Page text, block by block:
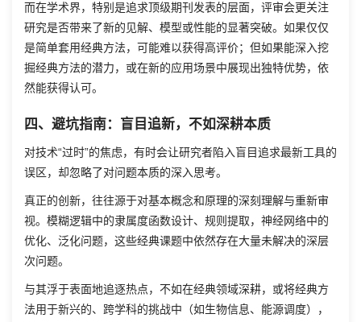
而在学术界，特别是追求顶级期刊发表的层面，评审会更关注
研究是否带来了新的见解、模型或性能的显著突破。如果仅仅
是简单套用经典方法，可能难以获得高评价；但如果能深入挖
掘经典方法的潜力，或在新的应用场景中展现出独特优势，依
然能获得认可。
四、避坑指南：盲目追新，不如深耕本质
对技术“过时”的焦虑，有时会让研究者陷入盲目追求最新工具的
误区，却忽略了对问题本质的深入思考。
真正的创新，往往源于对基本概念和原理的深刻理解与重新审
视。模糊逻辑中的隶属度函数设计、规则提取，神经网络中的
优化、泛化问题，这些经典课题中依然存在大量未解决的深层
次问题。
与其浮于表面地追逐热点，不如在经典领域深耕，或将经典方
法用于新兴的、跨学科的挑战中（如生物信息、能源调度），